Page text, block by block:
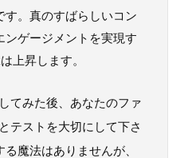
す。真のすばらしいコン
ンゲージメントを実現す
上昇します。
てみた後、あなたのファ
テストを大切にして下さ
魔法はありませんが、